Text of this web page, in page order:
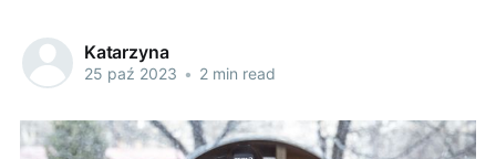
Katarzyna
25 paź 2023 • 2 min read